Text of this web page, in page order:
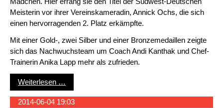
Meisterin vor ihrer Vereinskameradin, Annick Ochs, die sich
einen hervorragenden 2. Platz erkämpfte.
Mit einer Gold-, zwei Silber und einer Bronzemedaillen zeigte
sich das Nachwuchsteam um Coach Andi Kanthak und Chef-
Trainerin Anika Lapp mehr als zufrieden.
Weiterlesen …
2014-06-04 19:03